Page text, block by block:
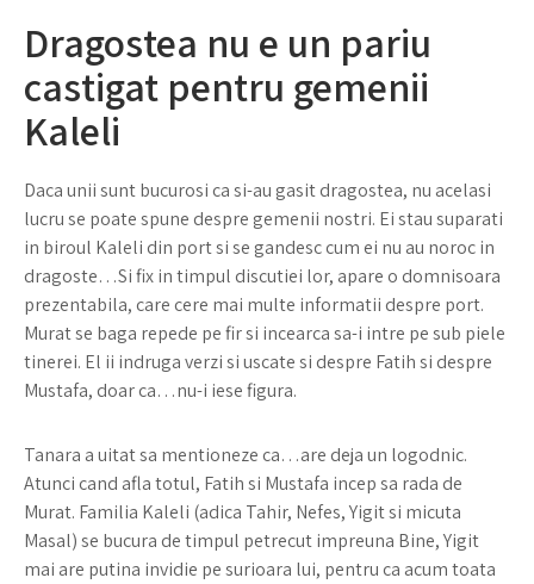
Dragostea nu e un pariu
castigat pentru gemenii
Kaleli
Daca unii sunt bucurosi ca si-au gasit dragostea, nu acelasi
lucru se poate spune despre gemenii nostri. Ei stau suparati
in biroul Kaleli din port si se gandesc cum ei nu au noroc in
dragoste…Si fix in timpul discutiei lor, apare o domnisoara
prezentabila, care cere mai multe informatii despre port.
Murat se baga repede pe fir si incearca sa-i intre pe sub piele
tinerei. El ii indruga verzi si uscate si despre Fatih si despre
Mustafa, doar ca…nu-i iese figura.
Tanara a uitat sa mentioneze ca…are deja un logodnic.
Atunci cand afla totul, Fatih si Mustafa incep sa rada de
Murat. Familia Kaleli (adica Tahir, Nefes, Yigit si micuta
Masal) se bucura de timpul petrecut impreuna Bine, Yigit
mai are putina invidie pe surioara lui, pentru ca acum toata